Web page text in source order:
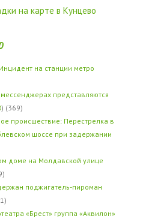
на карте в Кунцево
на станции метро
представляются
) (369)
происшествие: Перестрелка в
шоссе при задержании
доме на Молдавской улице
поджигатель-пироман
«Брест» группа «Аквилон»